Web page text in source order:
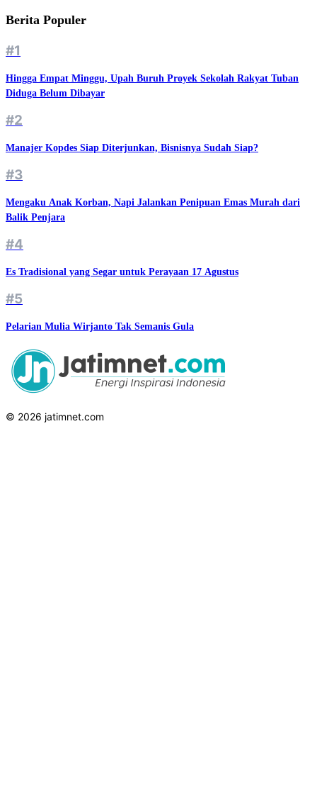
Berita Populer
#1
Hingga Empat Minggu, Upah Buruh Proyek Sekolah Rakyat Tuban
Diduga Belum Dibayar
#2
Manajer Kopdes Siap Diterjunkan, Bisnisnya Sudah Siap?
#3
Mengaku Anak Korban, Napi Jalankan Penipuan Emas Murah dari
Balik Penjara
#4
Es Tradisional yang Segar untuk Perayaan 17 Agustus
#5
Pelarian Mulia Wirjanto Tak Semanis Gula
© 2026 jatimnet.com